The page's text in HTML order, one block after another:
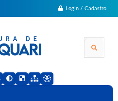
Login / Cadastro